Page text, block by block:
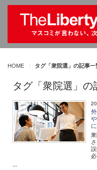
HOME タグ「衆院選」の記事一
タグ「衆院選」の
...